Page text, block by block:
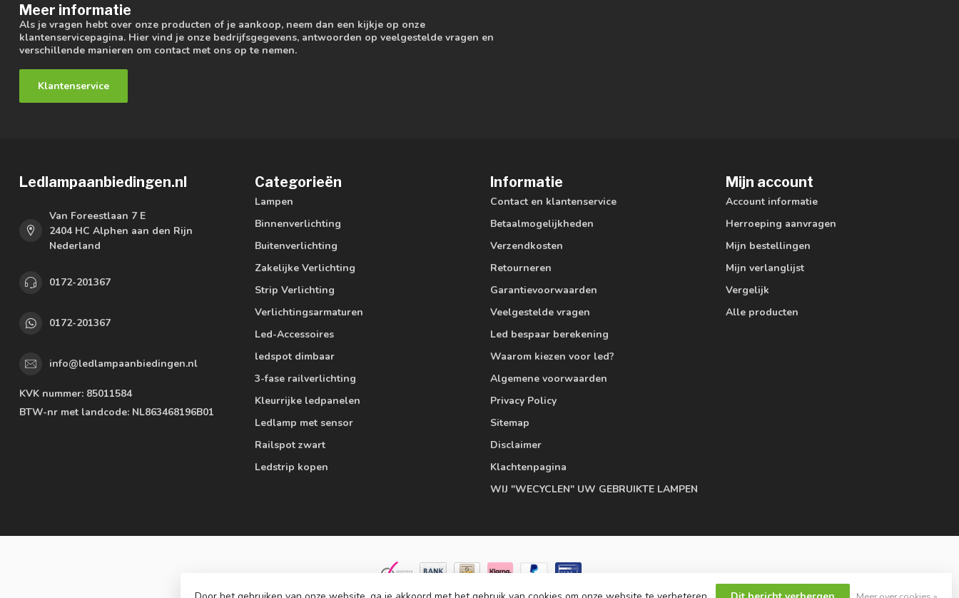
Meer informatie
Als je vragen hebt over onze producten of je aankoop, neem dan een kijkje op onze
klantenservicepagina. Hier vind je onze bedrijfsgegevens, antwoorden op veelgestelde vragen en
verschillende manieren om contact met ons op te nemen.
Klantenservice
Ledlampaanbiedingen.nl
Van Foreestlaan 7 E
2404 HC Alphen aan den Rijn
Nederland
0172-201367
0172-201367
info@ledlampaanbiedingen.nl
KVK nummer: 85011584
BTW-nr met landcode: NL863468196B01
Categorieën
Lampen
Binnenverlichting
Buitenverlichting
Zakelijke Verlichting
Strip Verlichting
Verlichtingsarmaturen
Led-Accessoires
ledspot dimbaar
3-fase railverlichting
Kleurrijke ledpanelen
Ledlamp met sensor
Railspot zwart
Ledstrip kopen
Informatie
Contact en klantenservice
Betaalmogelijkheden
Verzendkosten
Retourneren
Garantievoorwaarden
Veelgestelde vragen
Led bespaar berekening
Waarom kiezen voor led?
Algemene voorwaarden
Privacy Policy
Sitemap
Disclaimer
Klachtenpagina
WIJ "WECYCLEN" UW GEBRUIKTE LAMPEN
Mijn account
Account informatie
Herroeping aanvragen
Mijn bestellingen
Mijn verlanglijst
Vergelijk
Alle producten